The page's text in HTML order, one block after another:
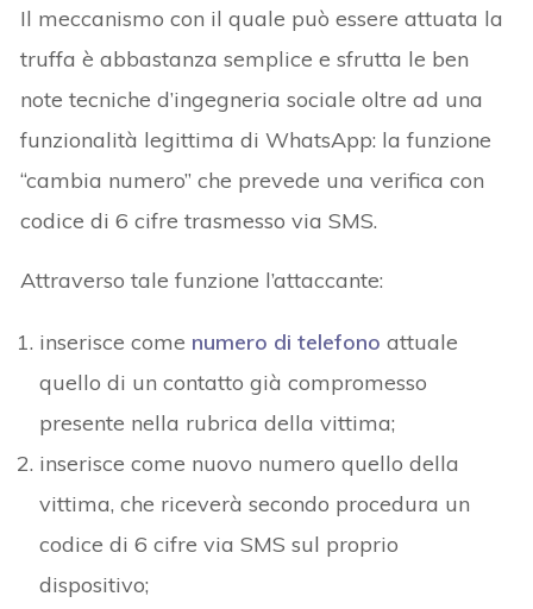
Il meccanismo con il quale può essere attuata la
truffa è abbastanza semplice e sfrutta le ben
note tecniche d’ingegneria sociale oltre ad una
funzionalità legittima di WhatsApp: la funzione
“cambia numero” che prevede una verifica con
codice di 6 cifre trasmesso via SMS.
Attraverso tale funzione l’attaccante:
inserisce come numero di telefono attuale
quello di un contatto già compromesso
presente nella rubrica della vittima;
inserisce come nuovo numero quello della
vittima, che riceverà secondo procedura un
codice di 6 cifre via SMS sul proprio
dispositivo;